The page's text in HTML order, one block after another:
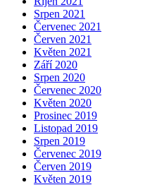
Srpen 2021
Červenec 2021
Červen 2021
Květen 2021
Září 2020
Srpen 2020
Červenec 2020
Květen 2020
Prosinec 2019
Listopad 2019
Srpen 2019
Červenec 2019
Červen 2019
Květen 2019